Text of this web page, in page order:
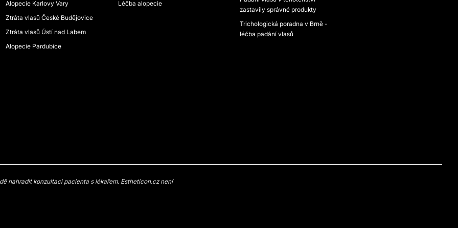
Alopecie Karlovy Vary
Ztráta vlasů České Budějovice
Ztráta vlasů Ústí nad Labem
Alopecie Pardubice
Léčba alopecie
zastavily správné produkty
Trichologická poradna v Brně -
léčba padání vlasů
nahradit konzultaci pacienta s lékařem. Estheticon.cz není